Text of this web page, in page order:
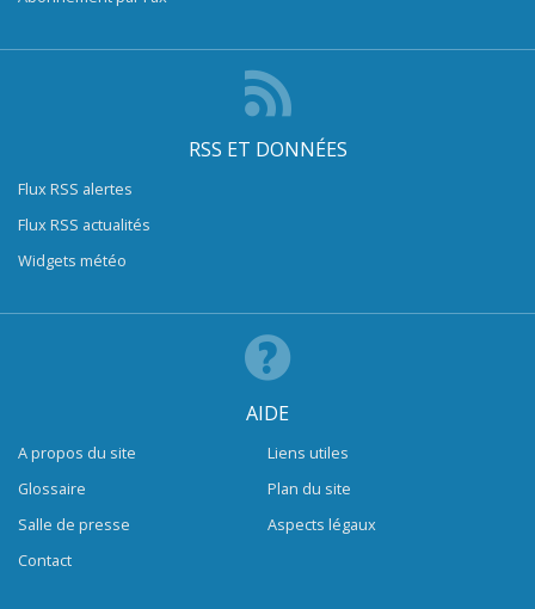
RSS ET DONNÉES
Flux RSS alertes
Flux RSS actualités
Widgets météo
AIDE
A propos du site
Glossaire
Salle de presse
Contact
Liens utiles
Plan du site
Aspects légaux